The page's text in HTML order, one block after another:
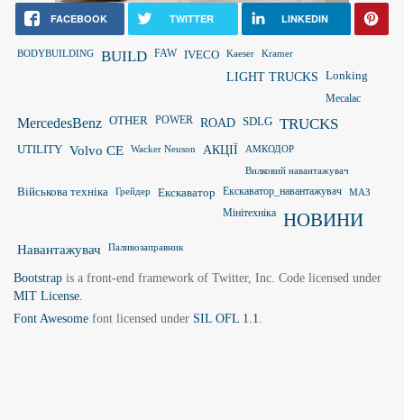
FACEBOOK TWITTER LINKEDIN
BODYBUILDING BUILD FAW IVECO Kaeser Kramer
LIGHT TRUCKS
Lonking
Mecalac
MercedesBenz OTHER POWER ROAD SDLG TRUCKS
UTILITY Volvo CE Wacker Neuson АКЦІЇ
АМКОДОР
Вилковий навантажувач
Військова техніка Грейдер Екскаватор Екскаватор_навантажувач МАЗ
Мінітехніка НОВИНИ
Навантажувач Паливозаправник
Bootstrap is a front-end framework of Twitter, Inc. Code licensed under
MIT License.
Font Awesome font licensed under SIL OFL 1.1.